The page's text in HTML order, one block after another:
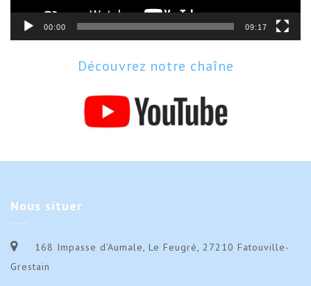
00:00 09:17
Découvrez notre chaîne
Nous situer
168 Impasse d’Aumale, Le Feugré, 27210 Fatouville-
Grestain